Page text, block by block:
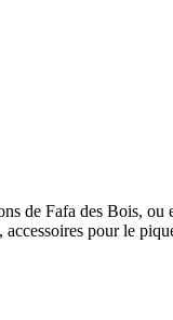
de Fafa des Bois, ou
accessoires pour le